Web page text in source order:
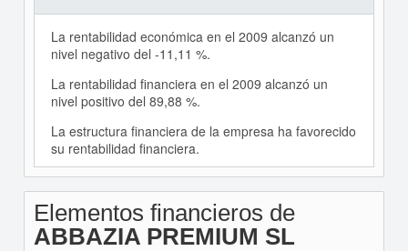
La rentabilidad económica en el 2009 alcanzó un
nivel negativo del -11,11 %.
La rentabilidad financiera en el 2009 alcanzó un
nivel positivo del 89,88 %.
La estructura financiera de la empresa ha favorecido
su rentabilidad financiera.
Elementos financieros de
ABBAZIA PREMIUM SL